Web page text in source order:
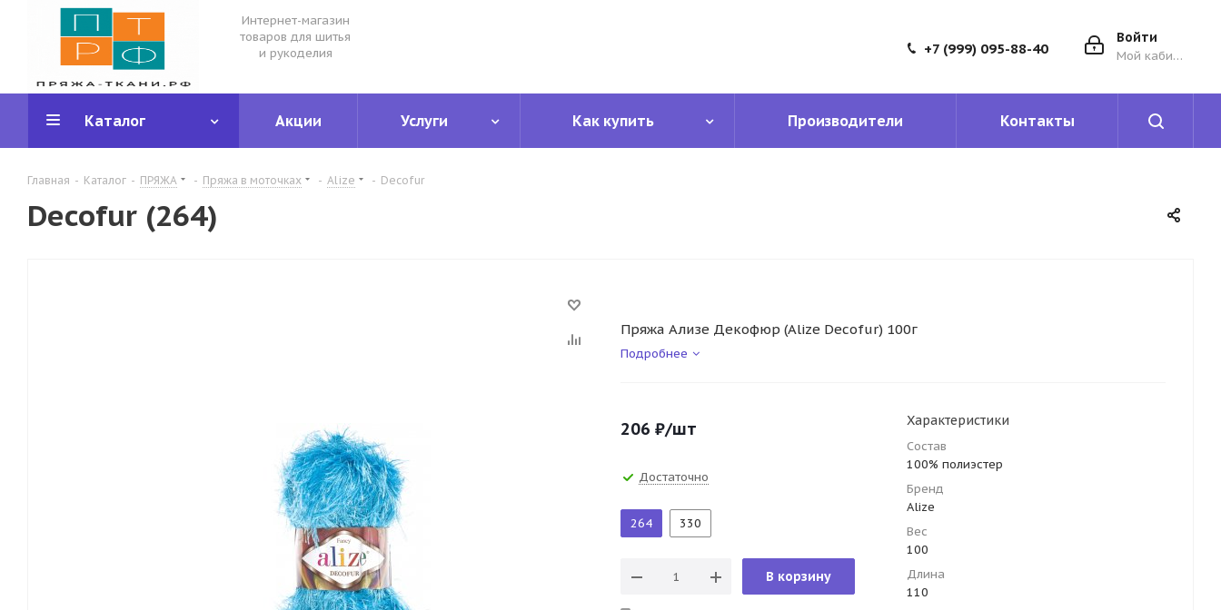
Интернет-магазин
товаров для шитья
и рукоделия
Войти
Мой кабинет
+7 (999) 095-88-40
Каталог Акции Услуги Как купить Производители Контакты
Главная - Каталог - ПРЯЖА - Пряжа в моточках - Alize - Decofur
Decofur (264)
Пряжа Ализе Декофюр (Alize Decofur) 100г
Подробнее
206 ₽/шт
Достаточно
264 330
В корзину
Характеристики
Состав
100% полиэстер
Бренд
Alize
Вес
100
Длина
110